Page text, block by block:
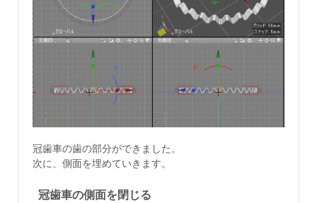
冠歯車の歯の部分ができました。
次に、側面を埋めていきます。
冠歯車の側面を閉じる